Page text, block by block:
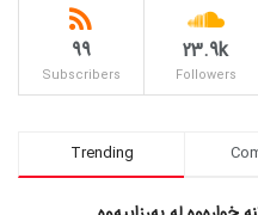
23.9k
Followers
99
Subscribers
Trending